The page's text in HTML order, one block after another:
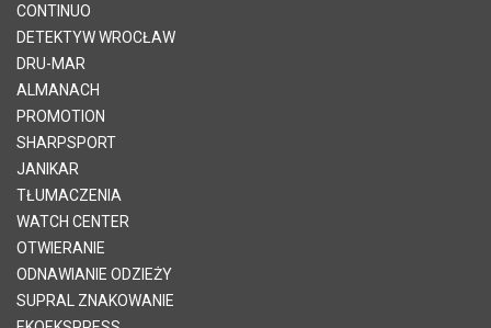
CONTINUO
DETEKTYW WROCŁAW
DRU-MAR
ALMANACH
PROMOTION
SHARPSPORT
JANIKAR
TŁUMACZENIA
WATCH CENTER
OTWIERANIE
ODNAWIANIE ODZIEŻY
SUPRAL ZNAKOWANIE